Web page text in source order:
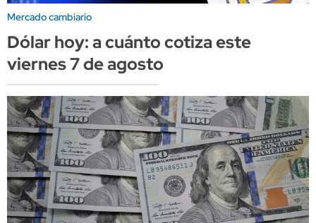
Mercado cambiario
Dólar hoy: a cuánto cotiza este
viernes 7 de agosto